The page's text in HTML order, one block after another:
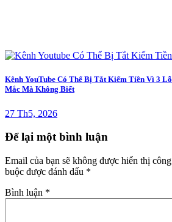
Kênh YouTube Có Thể Bị Tắt Kiếm Tiền Vì 3
Mắc Mà Không Biết
27 Th5, 2026
Để lại một bình luận
Email của bạn sẽ không được hiển thị
buộc được đánh dấu *
Bình luận *